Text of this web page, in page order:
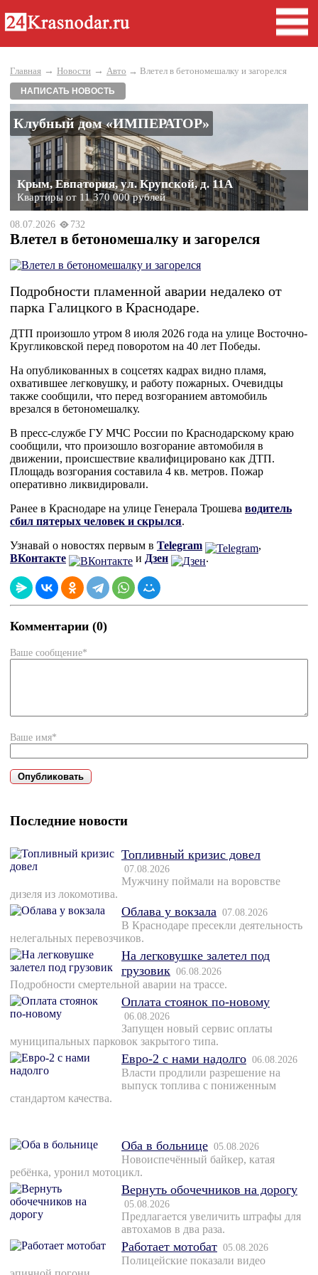
Главная → Новости → Авто → Влетел в бетономешалку и загорелся
НАПИСАТЬ НОВОСТЬ
Клубный дом «ИМПЕРАТОР»
Крым, Евпатория, ул. Крупской, д. 11А
Квартиры от 11 370 000 рублей
08.07.2026 732
Влетел в бетономешалку и загорелся
Подробности пламенной аварии недалеко от
парка Галицкого в Краснодаре.
ДТП произошло утром 8 июля 2026 года на улице Восточно-
Кругликовской перед поворотом на 40 лет Победы.
На опубликованных в соцсетях кадрах видно пламя,
охватившее легковушку, и работу пожарных. Очевидцы
также сообщили, что перед возгоранием автомобиль
врезался в бетономешалку.
В пресс-службе ГУ МЧС России по Краснодарскому краю
сообщили, что произошло возгорание автомобиля в
движении, происшествие квалифицировано как ДТП.
Площадь возгорания составила 4 кв. метров. Пожар
оперативно ликвидировали.
Ранее в Краснодаре на улице Генерала Трошева водитель
сбил пятерых человек и скрылся.
Узнавай о новостях первым в Telegram
,
ВКонтакте
и Дзен .
Комментарии (0)
Ваше сообщение*
Ваше имя*
Последние новости
Топливный кризис довел
07.08.2026
Мужчину поймали на воровстве
дизеля из локомотива.
Облава у вокзала 07.08.2026
В Краснодаре пресекли деятельность
нелегальных перевозчиков.
На легковушке залетел под
грузовик 06.08.2026
Подробности смертельной аварии на трассе.
Оплата стоянок по-новому
06.08.2026
Запущен новый сервис оплаты
муниципальных парковок закрытого типа.
Евро-2 с нами надолго 06.08.2026
Власти продлили разрешение на
выпуск топлива с пониженным
стандартом качества.
Оба в больнице 05.08.2026
Новоиспечённый байкер, катая
ребёнка, уронил мотоцикл.
Вернуть обочечников на дорогу
05.08.2026
Предлагается увеличить штрафы для
автохамов в два раза.
Работает мотобат 05.08.2026
Полицейские показали видео